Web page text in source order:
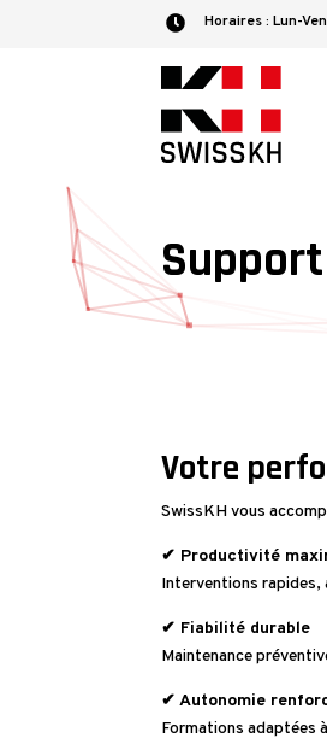
 Horaires :​ Lun-
Votre
SwissKH vous
✔ Productivité
Interventions rapides,
✔ Fiabilité durable
Maintenance
✔ Autonomie
Formations adaptées